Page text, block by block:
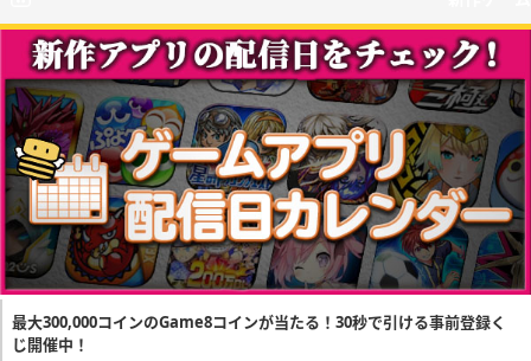
最大300,000コインのGame8コインが当たる！30秒で引ける事前登録く
じ開催中！